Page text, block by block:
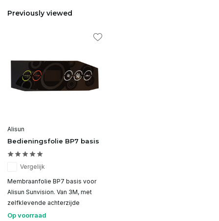
Previously viewed
Alisun
Bedieningsfolie BP7 basis
Vergelijk
Membraanfolie BP7 basis voor
Alisun Sunvision. Van 3M, met
zelfklevende achterzijde
Op voorraad